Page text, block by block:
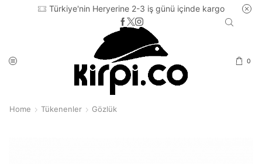
Türkiye'nin Heryerine 2-3 iş günü içinde kargo
0
Home Tükenenler Gözlük